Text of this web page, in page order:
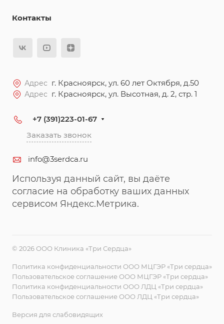
Контакты
Адрес г. Красноярск, ул. 60 лет Октября, д.50
Адрес г. Красноярск, ул. Высотная, д. 2, стр. 1
+7 (391)223-01-67
Заказать звонок
info@3serdca.ru
Используя данный сайт, вы даёте
согласие на обработку ваших данных
сервисом Яндекс.Метрика.
© 2026 ООО Клиника «Три Сердца»
Политика конфиденциальности ООО МЦГЭР «Три сердца»
Пользовательское соглашение ООО МЦГЭР «Три сердца»
Политика конфиденциальности ООО ЛДЦ «Три сердца»
Пользовательское соглашение ООО ЛДЦ «Три сердца»
Версия для слабовидящих